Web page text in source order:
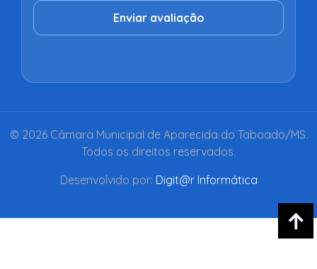
Enviar avaliação
© 2026 Câmara Municipal de Aparecida do Taboado/MS.
Todos os direitos reservados.
Desenvolvido por: Digit@r Informática